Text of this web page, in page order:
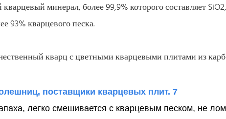
минерал, более 99,9% которого составляет
93% кварцевого песка.
кварц с цветными кварцевыми плитами из
легко смешивается с кварцевым песком, не